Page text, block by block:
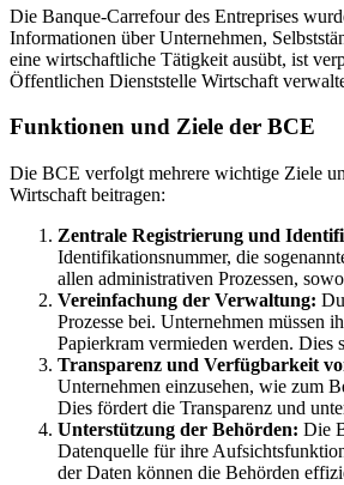
Die Banque-Carrefour des Entreprises
Informationen über Unternehmen,
eine wirtschaftliche Tätigkeit ausübt, ist
Öffentlichen Dienststelle Wirtschaft
Funktionen und Ziele der BCE
Die BCE verfolgt mehrere wichtige Ziele
Wirtschaft beitragen:
Zentrale Registrierung und
Identifikationsnummer, die
allen administrativen Prozessen,
Vereinfachung der Verwaltung:
Prozesse bei. Unternehmen müssen
Papierkram vermieden werden.
Transparenz und Verfügbarkeit
Unternehmen einzusehen, wie zum
Dies fördert die Transparenz und
Unterstützung der Behörden: Die
Datenquelle für ihre
der Daten können die Behörden